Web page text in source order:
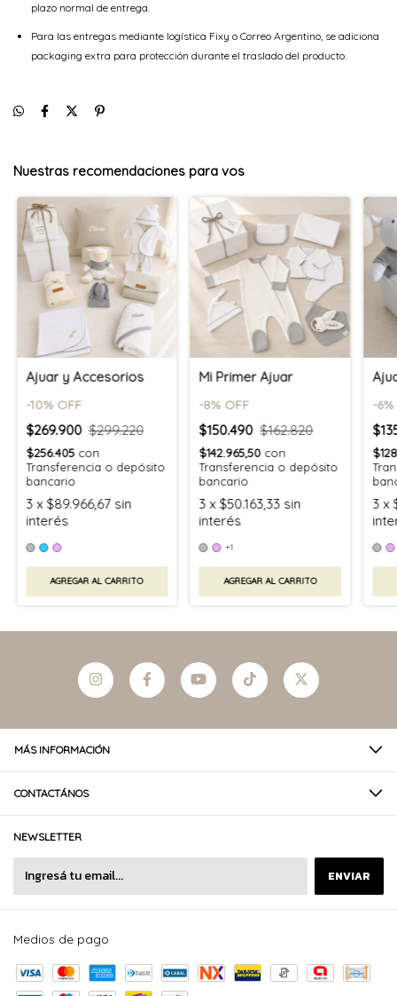
plazo normal de entrega.
Para las entregas mediante logística Fixy o Correo Argentino, se adiciona
packaging extra para protección durante el traslado del producto.
Nuestras recomendaciones para vos
Ajuar y Accesorios
-10% OFF
$269.900 $299.220
$256.405 con
Transferencia o depósito
bancario
3 x $89.966,67 sin
interés
AGREGAR AL CARRITO
Mi Primer Ajuar
-8% OFF
$150.490 $162.820
$142.965,50 con
Transferencia o depósito
bancario
3 x $50.163,33 sin
interés
+1
AGREGAR AL CARRITO
-6%
3 x
MÁS INFORMACIÓN
CONTACTÁNOS
NEWSLETTER
Medios de pago